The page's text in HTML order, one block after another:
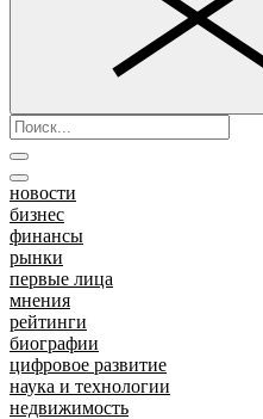
новости
бизнес
финансы
рынки
первые лица
мнения
рейтинги
биографии
цифровое развитие
наука и технологии
недвижимость